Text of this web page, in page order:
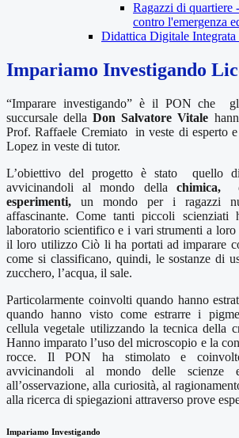
Ragazzi di quartiere
contro l'emergenza
Didattica Digitale
Impariamo Investigando
“Imparare investigando” è il PON che
succursale dellaDon Salvatore Vitale
Prof. Raffaele Cremiato
in veste di esperto
Lopez in veste di tutor.
L’obiettivo del progetto è stato
quello
avvicinandoli al mondo della chimica,
esperimenti, un mondo per i ragazzi
affascinante. Come tanti piccoli scienziati
laboratorio scientifico e i vari strumenti a loro
il loro utilizzo Ciò li ha portati ad imparare
come si classificano, quindi, le sostanze di
zucchero, l’acqua, il sale.
Particolarmente coinvolti quando hanno
quando hanno visto come estrarre i
cellula vegetale utilizzando la tecnica della
Hanno imparato l’uso del microscopio e la
rocce. Il PON ha stimolato e
avvicinandoli al mondo delle scienze
all’osservazione, alla curiosità, al
alla ricerca di spiegazioni attraverso prove
Impariamo Investigando